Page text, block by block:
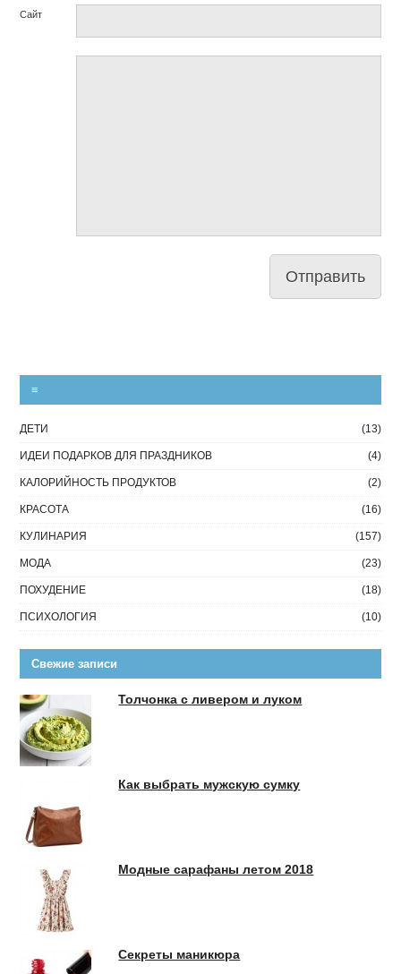
Сайт
≡
ДЕТИ (13)
ИДЕИ ПОДАРКОВ ДЛЯ ПРАЗДНИКОВ (4)
КАЛОРИЙНОСТЬ ПРОДУКТОВ (2)
КРАСОТА (16)
КУЛИНАРИЯ (157)
МОДА (23)
ПОХУДЕНИЕ (18)
ПСИХОЛОГИЯ (10)
Свежие записи
Толчонка с ливером и луком
Как выбрать мужскую сумку
Модные сарафаны летом 2018
Секреты маникюра